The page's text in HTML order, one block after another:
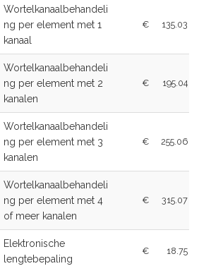
Wortelkanaalbehandeli
ng per element met 1
kanaal
€ 135.03
Wortelkanaalbehandeli
ng per element met 2
kanalen
€ 195.04
Wortelkanaalbehandeli
ng per element met 3
kanalen
€ 255.06
Wortelkanaalbehandeli
ng per element met 4
of meer kanalen
€ 315.07
Elektronische
lengtebepaling
€ 18.75